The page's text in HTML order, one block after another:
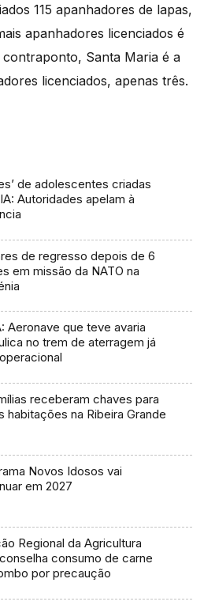
115 apanhadores de lapas,
apanhadores licenciados é
Santa Maria é a
licenciados, apenas três.
de adolescentes criadas
Autoridades apelam à
de regresso depois de 6
em missão da NATO na
Aeronave que teve avaria
no trem de aterragem já
receberam chaves para
habitações na Ribeira Grande
Novos Idosos vai
em 2027
Regional da Agricultura
consumo de carne
por precaução